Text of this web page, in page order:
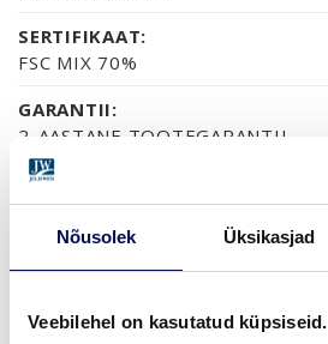
Nõusolek Üksikasjad
Veebilehel on kasutatud küpsiseid.
SERTIFIKAAT:
FSC MIX 70%
GARANTII:
2-AASTANE TOOTEGARANTII
VIIMISTLUS (1)
VIIMISTLUSVALMIS